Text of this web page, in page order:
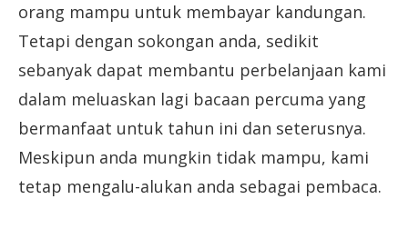
orang mampu untuk membayar kandungan.
Tetapi dengan sokongan anda, sedikit
sebanyak dapat membantu perbelanjaan kami
dalam meluaskan lagi bacaan percuma yang
bermanfaat untuk tahun ini dan seterusnya.
Meskipun anda mungkin tidak mampu, kami
tetap mengalu-alukan anda sebagai pembaca.